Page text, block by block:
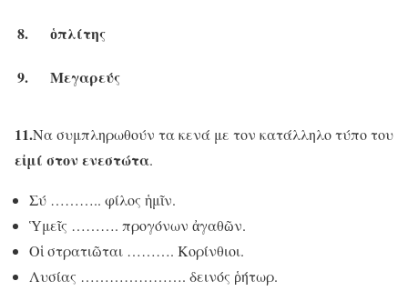
8. ὁπλίτης
9. Μεγαρεύς
11.Να συμπληρωθούν τα κενά με τον κατάλληλο τύπο του
εἰμί στον ενεστώτα.
Σύ ……….. φίλος ἡμῖν.
Ὑμεῖς ………. προγόνων ἀγαθῶν.
Οἱ στρατιῶται ………. Κορίνθιοι.
Λυσίας …………………. δεινός ῥήτωρ.